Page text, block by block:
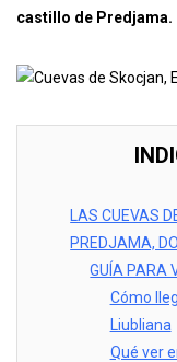
castillo de Predjama.
LAS CUEVAS
PREDJAMA,
GUÍA PARA
Cómo
Liubliana
Qué ver